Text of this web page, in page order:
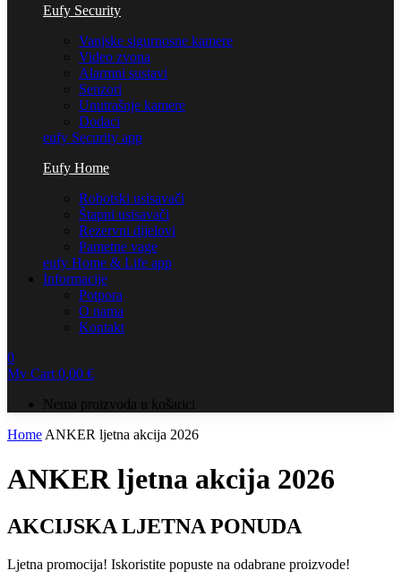
Eufy Security
Vanjske sigurnosne kamere
Video zvona
Alarmni sustavi
Senzori
Unutrašnje kamere
Dodaci
eufy Security app
Eufy Home
Robotski usisavači
Štapni usisavači
Rezervni dijelovi
Pametne vage
eufy Home & Life app
Informacije
Potpora
O nama
Kontakt
0
My Cart0,00 €
Nema proizvoda u košarici
HomeANKER ljetna akcija 2026
ANKER ljetna akcija 2026
AKCIJSKA LJETNA PONUDA
Ljetna promocija! Iskoristite popuste na odabrane proizvode!